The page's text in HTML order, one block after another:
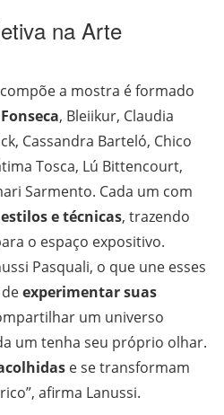
na Arte
a mostra é formado
, Bleiikur, Claudia
Cassandra Barteló, Chico
Tosca, Lú Bittencourt,
Sarmento. Cada um com
estilos e técnicas, trazendo
o espaço expositivo.
Pasquali, o que une esses
experimentar suas
um universo
um tenha seu próprio olhar.
e se transformam
afirma Lanussi.